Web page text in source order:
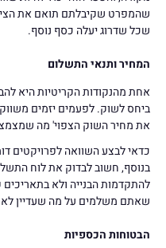
שהמפרט שקיבלתם תואם את
שכל שדרוג יעלה כסף נוסף.
המחיר ותנאי התשלום
אחת מהנקודות הקריטיות היא
ביחס לשוק. לפעמים יזמים
את מחיר השוק הצפוי' מה
כדאי לבצע השוואה לפרויקטים
בנוסף, חשוב לבדוק את לוח
להתקדמות הבנייה ולא
שאתם משלמים על מה שעדיין לא
הבטוחות הכספיות